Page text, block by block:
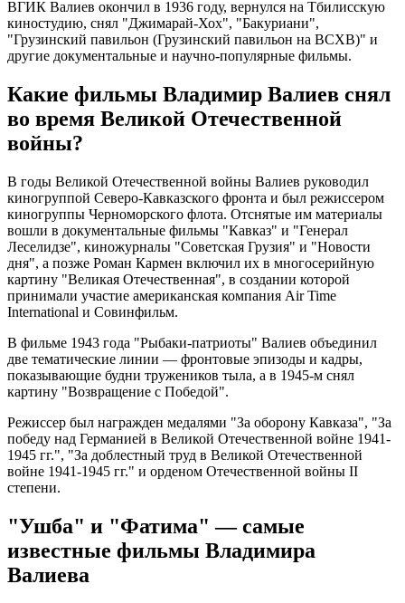
ВГИК Валиев окончил в 1936 году, вернулся на Тбилисскую
киностудию, снял "Джимарай-Хох", "Бакуриани",
"Грузинский павильон (Грузинский павильон на ВСХВ)" и
другие документальные и научно-популярные фильмы.
Какие фильмы Владимир Валиев снял
во время Великой Отечественной
войны?
В годы Великой Отечественной войны Валиев руководил
киногруппой Северо-Кавказского фронта и был режиссером
киногруппы Черноморского флота. Отснятые им материалы
вошли в документальные фильмы "Кавказ" и "Генерал
Леселидзе", киножурналы "Советская Грузия" и "Новости
дня", а позже Роман Кармен включил их в многосерийную
картину "Великая Отечественная", в создании которой
принимали участие американская компания Air Time
International и Совинфильм.
В фильме 1943 года "Рыбаки-патриоты" Валиев объединил
две тематические линии — фронтовые эпизоды и кадры,
показывающие будни тружеников тыла, а в 1945-м снял
картину "Возвращение с Победой".
Режиссер был награжден медалями "За оборону Кавказа", "За
победу над Германией в Великой Отечественной войне 1941-
1945 гг.", "За доблестный труд в Великой Отечественной
войне 1941-1945 гг." и орденом Отечественной войны II
степени.
"Ушба" и "Фатима" — самые
известные фильмы Владимира
Валиева